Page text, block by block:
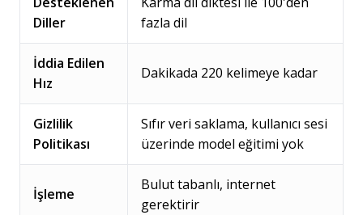
Diller
fazla dil
İddia Edilen
Hız
Dakikada 220 kelimeye kadar
Gizlilik
Politikası
Sıfır veri saklama, kullanıcı sesi
üzerinde model eğitimi yok
İşleme
Bulut tabanlı, internet
gerektirir